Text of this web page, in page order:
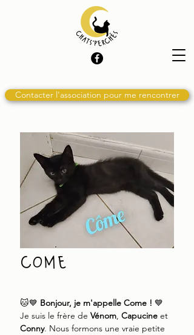
Contacter l'association pour me rencontrer
come
🐱💙 Bonjour, je m'appelle Come ! 💙
Je suis le frère de Vénom, Capucine et
Conny. Nous formons une vraie petite